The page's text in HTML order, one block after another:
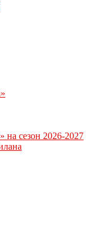
на сезон 2026-2027